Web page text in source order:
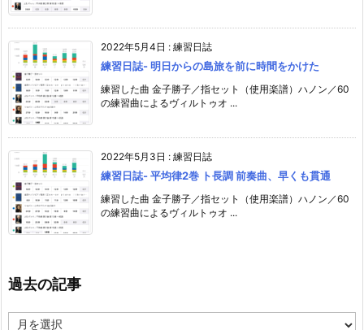
2022年5月4日 : 練習日誌
練習日誌- 明日からの島旅を前に時間をかけた
練習した曲 金子勝子／指セット（使用楽譜）ハノン／60
の練習曲によるヴィルトゥオ ...
2022年5月3日 : 練習日誌
練習日誌- 平均律2巻 ト長調 前奏曲、早くも貫通
練習した曲 金子勝子／指セット（使用楽譜）ハノン／60
の練習曲によるヴィルトゥオ ...
過去の記事